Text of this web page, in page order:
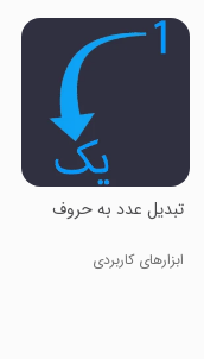
تبدیل عدد به حروف
ابزارهای کاربردی